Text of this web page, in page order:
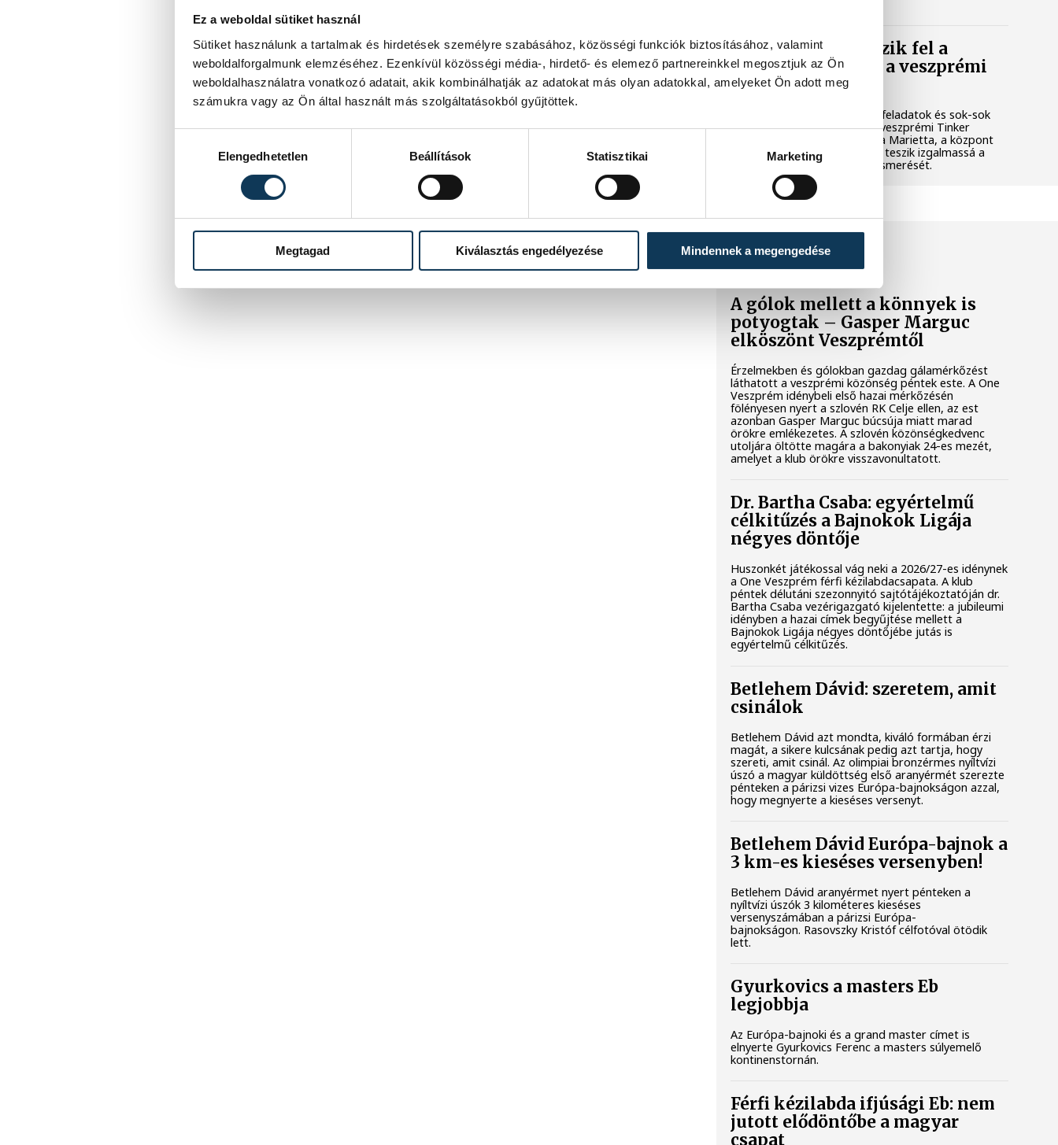
Ez a weboldal sütiket használ
Sütiket használunk a tartalmak és hirdetések személyre szabásához, közösségi funkciók biztosításához, valamint
weboldalforgalmunk elemzéséhez. Ezenkívül közösségi média-, hirdető- és elemező partnereinkkel megosztjuk az Ön
weboldalhasználatra vonatkozó adatait, akik kombinálhatják az adatokat más olyan adatokkal, amelyeket Ön adott meg
számukra vagy az Ön által használt más szolgáltatásokból gyűjtöttek.
Elengedhetetlen
Beállítások Statisztikai Marketing
Megtagad Kiválasztás engedélyezése Mindennek a megengedése
Játék közben fedezik fel a
tudomány világát a veszprémi
gyerekek
Látványos kísérletek, kreatív feladatok és sok-sok
élmény várja a gyerekeket a veszprémi Tinker
Labsben. Videónkban Balassa Marietta, a központ
vezetője mutatja be, hogyan teszik izgalmassá a
természettudományok megismerését.
A gólok mellett a könnyek is
potyogtak – Gasper Marguc
elköszönt Veszprémtől
Érzelmekben és gólokban gazdag gálamérkőzést
láthatott a veszprémi közönség péntek este. A One
Veszprém idénybeli első hazai mérkőzésén
fölényesen nyert a szlovén RK Celje ellen, az est
azonban Gasper Marguc búcsúja miatt marad
örökre emlékezetes. A szlovén közönségkedvenc
utoljára öltötte magára a bakonyiak 24-es mezét,
amelyet a klub örökre visszavonultatott.
Dr. Bartha Csaba: egyértelmű
célkitűzés a Bajnokok Ligája
négyes döntője
Huszonkét játékossal vág neki a 2026/27-es idénynek
a One Veszprém férfi kézilabdacsapata. A klub
péntek délutáni szezonnyitó sajtótájékoztatóján dr.
Bartha Csaba vezérigazgató kijelentette: a jubileumi
idényben a hazai címek begyűjtése mellett a
Bajnokok Ligája négyes döntőjébe jutás is
egyértelmű célkitűzés.
Betlehem Dávid: szeretem, amit
csinálok
Betlehem Dávid azt mondta, kiváló formában érzi
magát, a sikere kulcsának pedig azt tartja, hogy
szereti, amit csinál. Az olimpiai bronzérmes nyíltvízi
úszó a magyar küldöttség első aranyérmét szerezte
pénteken a párizsi vizes Európa-bajnokságon azzal,
hogy megnyerte a kieséses versenyt.
Betlehem Dávid Európa-bajnok a
3 km-es kieséses versenyben!
Betlehem Dávid aranyérmet nyert pénteken a
nyíltvízi úszók 3 kilométeres kieséses
versenyszámában a párizsi Európa-
bajnokságon. Rasovszky Kristóf célfotóval ötödik
lett.
Gyurkovics a masters Eb
legjobbja
Az Európa-bajnoki és a grand master címet is
elnyerte Gyurkovics Ferenc a masters súlyemelő
kontinenstornán.
Férfi kézilabda ifjúsági Eb: nem
jutott elődöntőbe a magyar
csapat